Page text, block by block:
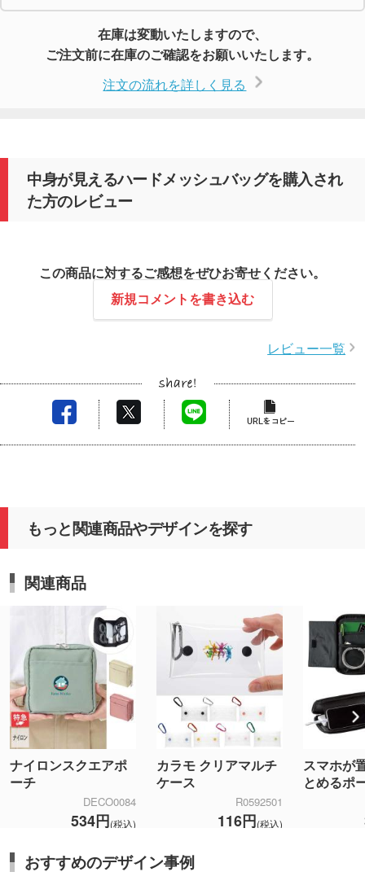
在庫は変動いたしますので、
ご注文前に在庫のご確認をお願いいたします。
注文の流れを詳しく見る
中身が見えるハードメッシュバッグを購入され
た方のレビュー
この商品に対するご感想をぜひお寄せください。
新規コメントを書き込む
レビュー一覧
もっと関連商品やデザインを探す
関連商品
ナイロンスクエアポ
ーチ
DECO0084
534円(税込)
カラモ クリアマルチ
ケース
R0592501
116円(税込)
スマホが
とめるポ
おすすめのデザイン事例